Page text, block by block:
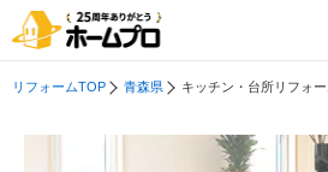
リフォームTOP 青森県 キッチン・台所リフォ